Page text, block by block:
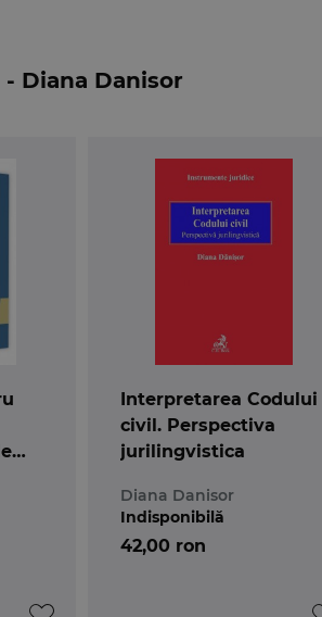
Diana Danisor
Interpretarea Codului
civil. Perspectiva
jurilingvistica
Diana Danisor
42,00 ron
Indisponibilă